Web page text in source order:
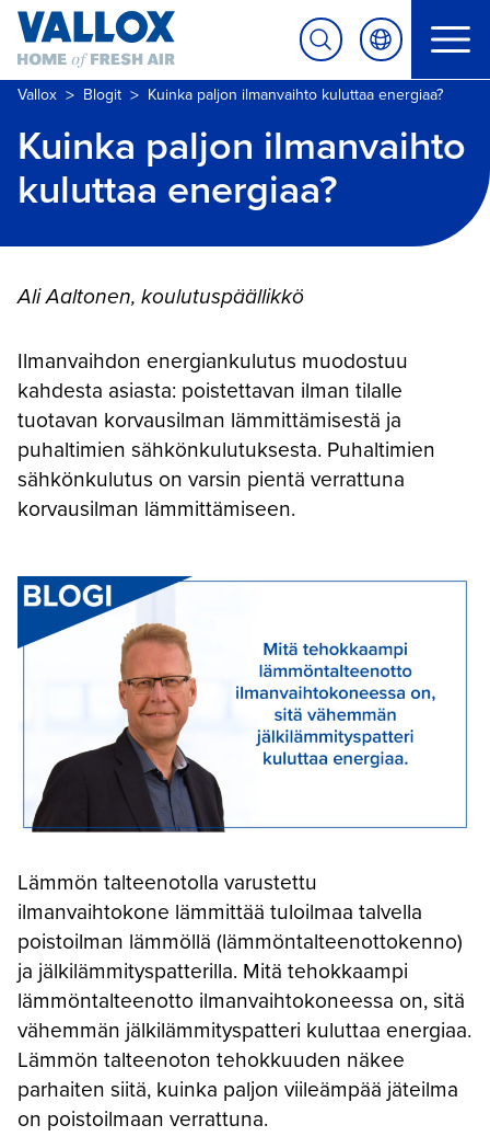
Vallox > Blogit > Kuinka paljon ilmanvaihto kuluttaa energiaa?
Kuinka paljon ilmanvaihto
kuluttaa energiaa?
Ali Aaltonen, koulutuspäällikkö
Ilmanvaihdon energiankulutus muodostuu
kahdesta asiasta: poistettavan ilman tilalle
tuotavan korvausilman lämmittämisestä ja
puhaltimien sähkönkulutuksesta. Puhaltimien
sähkönkulutus on varsin pientä verrattuna
korvausilman lämmittämiseen.
Lämmön talteenotolla varustettu
ilmanvaihtokone lämmittää tuloilmaa talvella
poistoilman lämmöllä (lämmöntalteenottokenno)
ja jälkilämmityspatterilla. Mitä tehokkaampi
lämmöntalteenotto ilmanvaihtokoneessa on, sitä
vähemmän jälkilämmityspatteri kuluttaa energiaa.
Lämmön talteenoton tehokkuuden näkee
parhaiten siitä, kuinka paljon viileämpää jäteilma
on poistoilmaan verrattuna.